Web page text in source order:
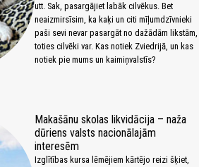
utt. Sak, pasargājiet labāk cilvēkus. Bet
neaizmirsīsim, ka kaķi un citi mīļumdzīvnieki
paši sevi nevar pasargāt no dažādām likstām,
toties cilvēki var. Kas notiek Zviedrijā, un kas
notiek pie mums un kaimiņvalstīs?
Makašānu skolas likvidācija – naža
dūriens valsts nacionālajām
interesēm
Izglītības kursa lēmējiem kārtējo reizi šķiet,